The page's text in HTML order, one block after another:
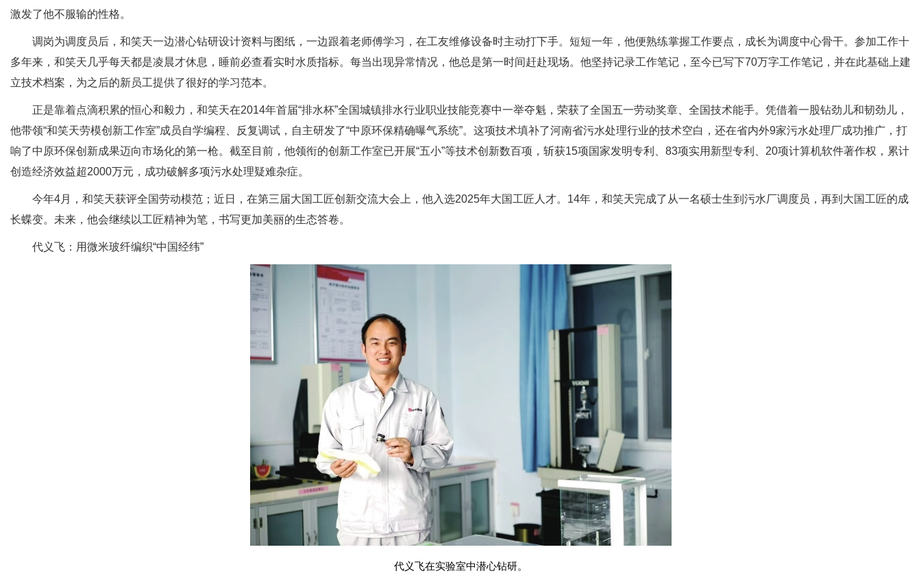
激发了他不服输的性格。
调岗为调度员后，和笑天一边潜心钻研设计资料与图纸，一边跟着老师傅学习，在工友维修设备时主动打下手。短短一年，他便熟练掌握工作要点，成长为调度中心骨干。参加工作十
多年来，和笑天几乎每天都是凌晨才休息，睡前必查看实时水质指标。每当出现异常情况，他总是第一时间赶赴现场。他坚持记录工作笔记，至今已写下70万字工作笔记，并在此基础上建
立技术档案，为之后的新员工提供了很好的学习范本。
正是靠着点滴积累的恒心和毅力，和笑天在2014年首届“排水杯”全国城镇排水行业职业技能竞赛中一举夺魁，荣获了全国五一劳动奖章、全国技术能手。凭借着一股钻劲儿和韧劲儿，
他带领“和笑天劳模创新工作室”成员自学编程、反复调试，自主研发了“中原环保精确曝气系统”。这项技术填补了河南省污水处理行业的技术空白，还在省内外9家污水处理厂成功推广，打
响了中原环保创新成果迈向市场化的第一枪。截至目前，他领衔的创新工作室已开展“五小”等技术创新数百项，斩获15项国家发明专利、83项实用新型专利、20项计算机软件著作权，累计
创造经济效益超2000万元，成功破解多项污水处理疑难杂症。
今年4月，和笑天获评全国劳动模范；近日，在第三届大国工匠创新交流大会上，他入选2025年大国工匠人才。14年，和笑天完成了从一名硕士生到污水厂调度员，再到大国工匠的成
长蝶变。未来，他会继续以工匠精神为笔，书写更加美丽的生态答卷。
代义飞：用微米玻纤编织“中国经纬”
代义飞在实验室中潜心钻研。